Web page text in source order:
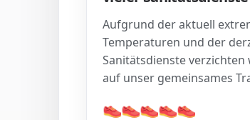
Aufgrund der aktuell
Temperaturen und der
Sanitätsdienste
auf unser gemeinsames
👟
👟👟
👟👟
👟👟
👟👟
👟